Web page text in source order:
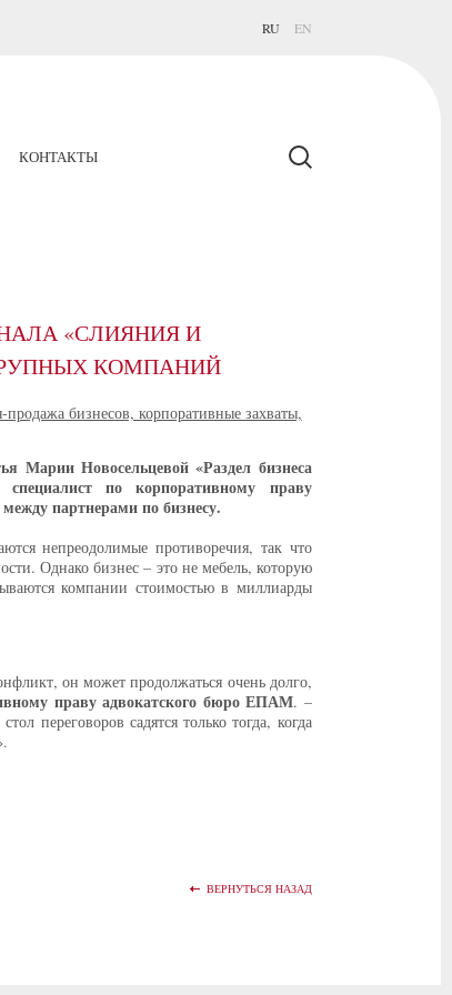
RU EN
КОНТАКТЫ
«СЛИЯНИЯ И
КОМПАНИЙ
Марии Новосельцевой «Раздел бизнеса
по корпоративному праву
партнерами по бизнесу.
непреодолимые противоречия, так что
Однако бизнес – это не мебель, которую
компании стоимостью в миллиарды
он может продолжаться очень долго,
праву адвокатского бюро ЕПАМ. –
переговоров садятся только тогда, когда
ВЕРНУТЬСЯ НАЗАД